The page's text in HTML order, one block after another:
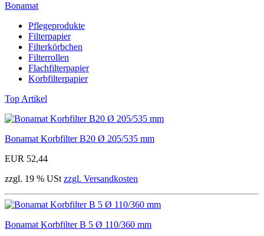
Bonamat
Pflegeprodukte
Filterpapier
Filterkörbchen
Filterrollen
Flachfilterpapier
Korbfilterpapier
Top Artikel
Bonamat Korbfilter B20 Ø 205/535 mm
EUR 52,44
zzgl. 19 % USt zzgl. Versandkosten
Bonamat Korbfilter B 5 Ø 110/360 mm